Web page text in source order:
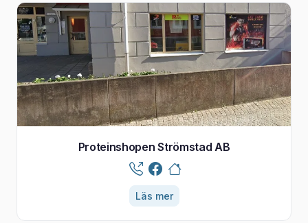
Proteinshopen Strömstad AB
Läs mer